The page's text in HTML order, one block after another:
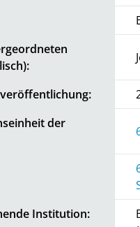
der
Institution: